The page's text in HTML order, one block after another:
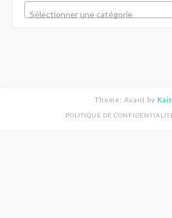
Sélectionner une catégorie
Theme: Avant by
POLITIQUE DE